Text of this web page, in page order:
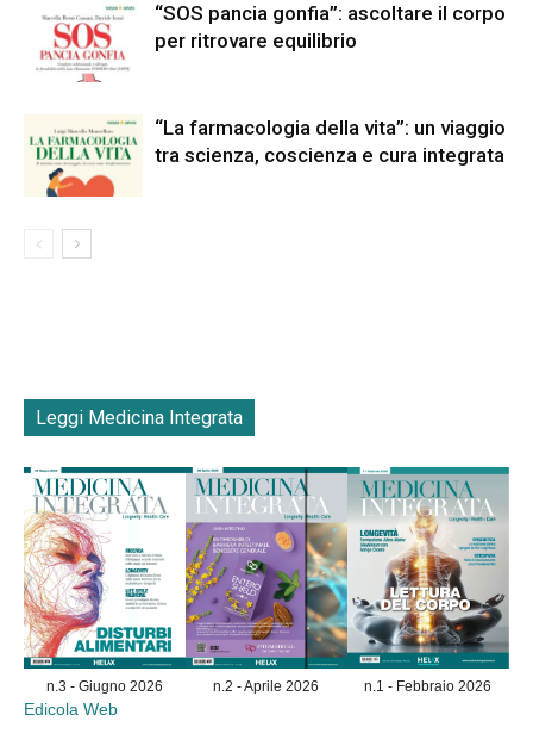
“SOS pancia gonfia”: ascoltare il corpo
per ritrovare equilibrio
“La farmacologia della vita”: un viaggio
tra scienza, coscienza e cura integrata
Leggi Medicina Integrata
n.3 - Giugno 2026 n.2 - Aprile 2026 n.1 - Febbraio 2026
Edicola Web